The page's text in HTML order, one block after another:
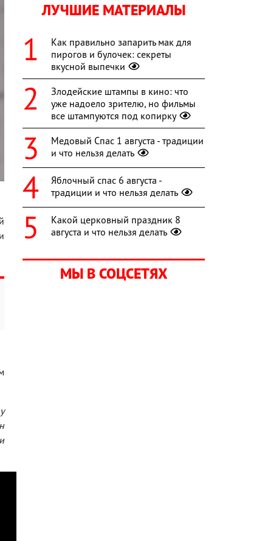
ЛУЧШИЕ МАТЕРИАЛЫ
Как правильно запарить мак для
пирогов и булочек: секреты
вкусной выпечки
Злодейские штампы в кино: что
уже надоело зрителю, но фильмы
все штампуются под копирку
Медовый Спас 1 августа - традиции
и что нельзя делать
Яблочный спас 6 августа -
традиции и что нельзя делать
Какой церковный праздник 8
августа и что нельзя делать
МЫ В СОЦСЕТЯХ